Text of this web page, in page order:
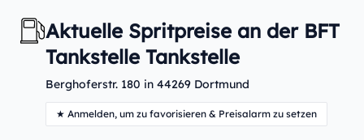
Aktuelle Spritpreise an der BFT
Tankstelle Tankstelle
Berghoferstr. 180 in 44269 Dortmund
★ Anmelden, um zu favorisieren & Preisalarm zu setzen